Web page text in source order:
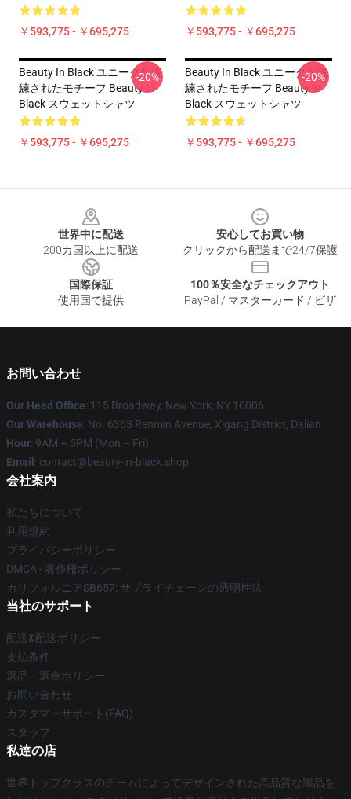
￥593,775 - ￥695,275 ￥593,775 - ￥695,275
Beauty In Black ユニークな洗
練されたモチーフ Beauty In
Black スウェットシャツ
￥593,775 - ￥695,275
-20%
Beauty In Black ユニークな洗
練されたモチーフ Beauty In
Black スウェットシャツ
￥593,775 - ￥695,275
-20%
世界中に配送
200カ国以上に配送
安心してお買い物
クリックから配送まで24/7保護
国際保証
使用国で提供
100％安全なチェックアウト
PayPal / マスターカード / ビザ
お問い合わせ
Our Head Office: 115 Broadway, New York, NY 10006
Our Warehouse: No. 6363 Renmin Avenue, Xigang District, Dalian
Hour: 9AM – 5PM (Mon – Fri)
Email : contact@beauty-in-black.shop
会社案内
私たちについて
利用規約
プライバシーポリシー
DMCA - 著作権ポリシー
カリフォルニアSB657: サプライチェーンの透明性法
当社のサポート
配送&配送ポリシー
支払条件
返品・返金ポリシー
お問い合わせ
カスタマーサポート(FAQ)
スタッフ
私達の店
世界トップクラスのチームによってデザインされた高品質な製品を